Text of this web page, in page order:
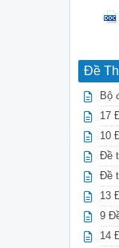
Đề
Bộ
17
10
Đề
Đề
13
9
14